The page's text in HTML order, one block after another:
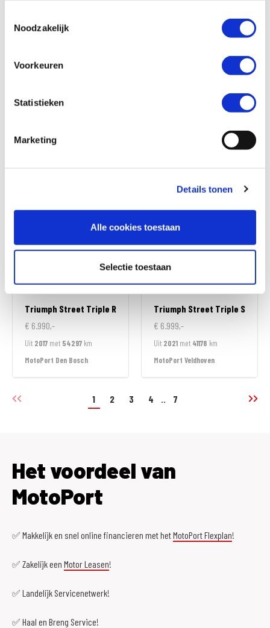
Noodzakelijk
Voorkeuren
Statistieken
Marketing
Details tonen
Alle cookies toestaan
Selectie toestaan
€ 6.745,-
Uit2011met16893km
TIGER 800 ABS
Uit2011met44441km
MotoPort Assen
Triumph Street Triple R
€ 6.990,-
Uit 2017 met 54297 km
MotoPort Den Bosch
Triumph Street Triple S
€ 6.999,-
Uit 2021 met 41178 km
MotoPort Veldhoven
1 2 3 4 7
Het voordeel van
MotoPort
✅ Makkelijk en snel online financieren met hetMotoPort Flexplan!
✅ Zakelijk een Motor Leasen!
✅ Landelijk Servicenetwerk!
✅ Haal en Breng Service!